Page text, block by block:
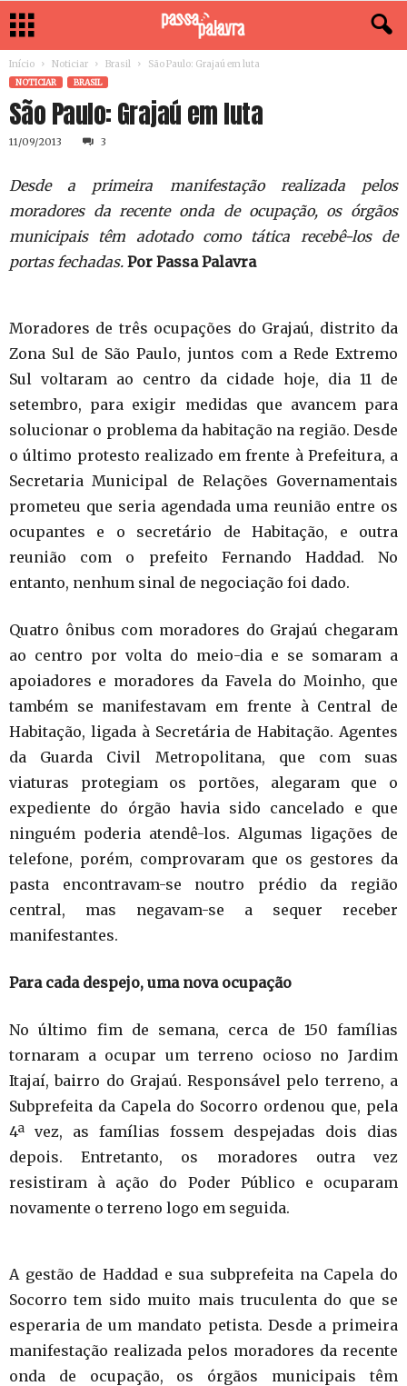
Início Noticiar Brasil São Paulo: Grajaú em luta
NOTICIAR BRASIL
São Paulo: Grajaú em luta
11/09/2013 3
Desde a primeira manifestação realizada pelos
moradores da recente onda de ocupação, os órgãos
municipais têm adotado como tática recebê-los de
portas fechadas. Por Passa Palavra
Moradores de três ocupações do Grajaú, distrito da
Zona Sul de São Paulo, juntos com a Rede Extremo
Sul voltaram ao centro da cidade hoje, dia 11 de
setembro, para exigir medidas que avancem para
solucionar o problema da habitação na região. Desde
o último protesto realizado em frente à Prefeitura, a
Secretaria Municipal de Relações Governamentais
prometeu que seria agendada uma reunião entre os
ocupantes e o secretário de Habitação, e outra
reunião com o prefeito Fernando Haddad. No
entanto, nenhum sinal de negociação foi dado.
Quatro ônibus com moradores do Grajaú chegaram
ao centro por volta do meio-dia e se somaram a
apoiadores e moradores da Favela do Moinho, que
também se manifestavam em frente à Central de
Habitação, ligada à Secretária de Habitação. Agentes
da Guarda Civil Metropolitana, que com suas
viaturas protegiam os portões, alegaram que o
expediente do órgão havia sido cancelado e que
ninguém poderia atendê-los. Algumas ligações de
telefone, porém, comprovaram que os gestores da
pasta encontravam-se noutro prédio da região
central, mas negavam-se a sequer receber
manifestantes.
Para cada despejo, uma nova ocupação
No último fim de semana, cerca de 150 famílias
tornaram a ocupar um terreno ocioso no Jardim
Itajaí, bairro do Grajaú. Responsável pelo terreno, a
Subprefeita da Capela do Socorro ordenou que, pela
4ª vez, as famílias fossem despejadas dois dias
depois. Entretanto, os moradores outra vez
resistiram à ação do Poder Público e ocuparam
novamente o terreno logo em seguida.
A gestão de Haddad e sua subprefeita na Capela do
Socorro tem sido muito mais truculenta do que se
esperaria de um mandato petista. Desde a primeira
manifestação realizada pelos moradores da recente
onda de ocupação, os órgãos municipais têm